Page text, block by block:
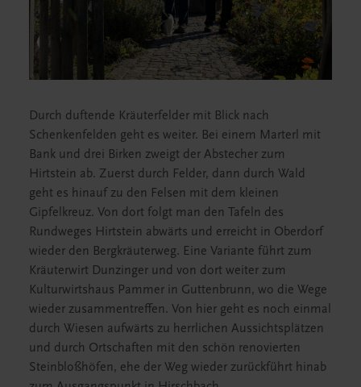
Durch duftende Kräuterfelder mit Blick nach
Schenkenfelden geht es weiter. Bei einem Marterl mit
Bank und drei Birken zweigt der Abstecher zum
Hirtstein ab. Zuerst durch Felder, dann durch Wald
geht es hinauf zu den Felsen mit dem kleinen
Gipfelkreuz. Von dort folgt man den Tafeln des
Rundweges Hirtstein abwärts und erreicht in Oberdorf
wieder den Bergkräuterweg. Eine Variante führt zum
Kräuterwirt Dunzinger und von dort weiter zum
Kulturwirtshaus Pammer in Guttenbrunn, wo die Wege
wieder zusammentreffen. Von hier geht es noch einmal
durch Wiesen aufwärts zu herrlichen Aussichtsplätzen
und durch Ortschaften mit den schön renovierten
Steinbloßhöfen, ehe der Weg wieder zurückführt hinab